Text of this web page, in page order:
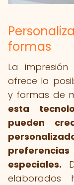
formas
La
ofrece la
y formas de
esta
pueden
especiales.
elaborados